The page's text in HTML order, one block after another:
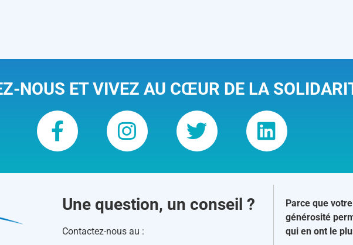
NOUS ET VIVEZ AU CŒUR DE LA
Une question, un conseil ?
Contactez-nous au :
Parce que
générosité
qui en ont le